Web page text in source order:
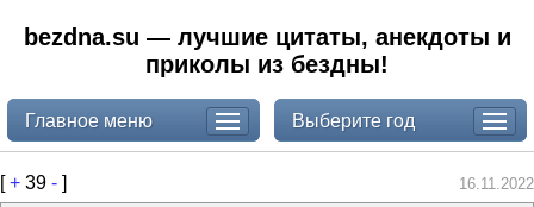
bezdna.su — лучшие цитаты, анекдоты и
приколы из бездны!
Главное меню Выберите год
[+ 39 - ] 16.11.2022